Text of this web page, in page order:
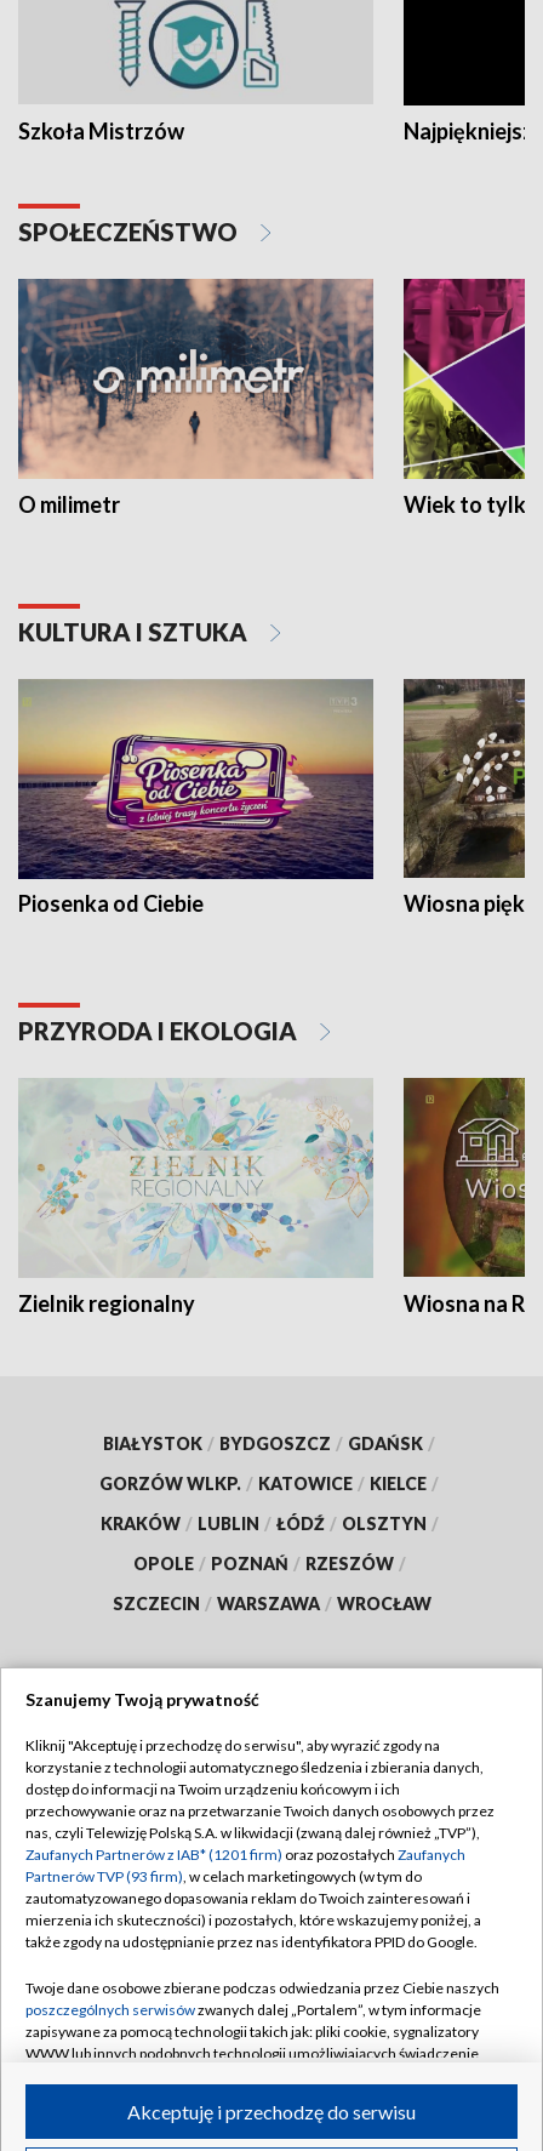
Szkoła Mistrzów
SPOŁECZEŃSTWO
O milimetr Wiek to tylko
KULTURA I SZTUKA
Piosenka od Ciebie Wiosna
PRZYRODA I EKOLOGIA
Zielnik regionalny Wiosna na
BIAŁYSTOK / BYDGOSZCZ / GDAŃSK /
GORZÓW WLKP. / KATOWICE / KIELCE /
KRAKÓW / LUBLIN / ŁÓDŹ / OLSZTYN /
OPOLE / POZNAŃ / RZESZÓW /
SZCZECIN / WARSZAWA / WROCŁAW
TVP
Abonament TVP
Emisja w TVP
Centrum informacji TVP
Naziemna Telewizja Cyfrowa
Rada Programowa
System NOS
Informacje o nadawcy
Program dla prasy
Regulamin TVP
Polityka prywatności
Moje zgody
Pomoc
Kontakt
Kanały
Szanujemy Twoją prywatność
Kliknij "Akceptuję i przechodzę do serwisu", aby wyrazić zgody na
korzystanie z technologii automatycznego śledzenia i zbierania danych,
dostęp do informacji na Twoim urządzeniu końcowym i ich
przechowywanie oraz na przetwarzanie Twoich danych osobowych przez
nas, czyli Telewizję Polską S.A. w likwidacji (zwaną dalej również „TVP”),
Zaufanych Partnerów z IAB* (1201 firm) oraz pozostałych Zaufanych
Partnerów TVP (93 firm), w celach marketingowych (w tym do
zautomatyzowanego dopasowania reklam do Twoich zainteresowań i
mierzenia ich skuteczności) i pozostałych, które wskazujemy poniżej, a
także zgody na udostępnianie przez nas identyfikatora PPID do Google.
Twoje dane osobowe zbierane podczas odwiedzania przez Ciebie naszych
poszczególnych serwisówzwanych dalej „Portalem”, w tym informacje
zapisywane za pomocą technologii takich jak: pliki cookie, sygnalizatory
WWW lub innych podobnych technologii umożliwiających świadczenie
ruchu w Internecie.Akceptuję i przechodzę do serwisu